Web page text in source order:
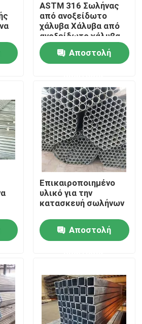
ανοξείδωτου
από ανοξείδωτο χάλυβα
χάλυβα
ανοξείδωτο χάλυβα
ASTM 316 Σωλήνας
από ανοξείδωτο
χάλυβα Χάλυβα από
ανοξείδωτο χάλυβα
Αποστολή
Επικαιροποιημένο
υλικό για την
κατασκευή σωλήνων
Αποστολή